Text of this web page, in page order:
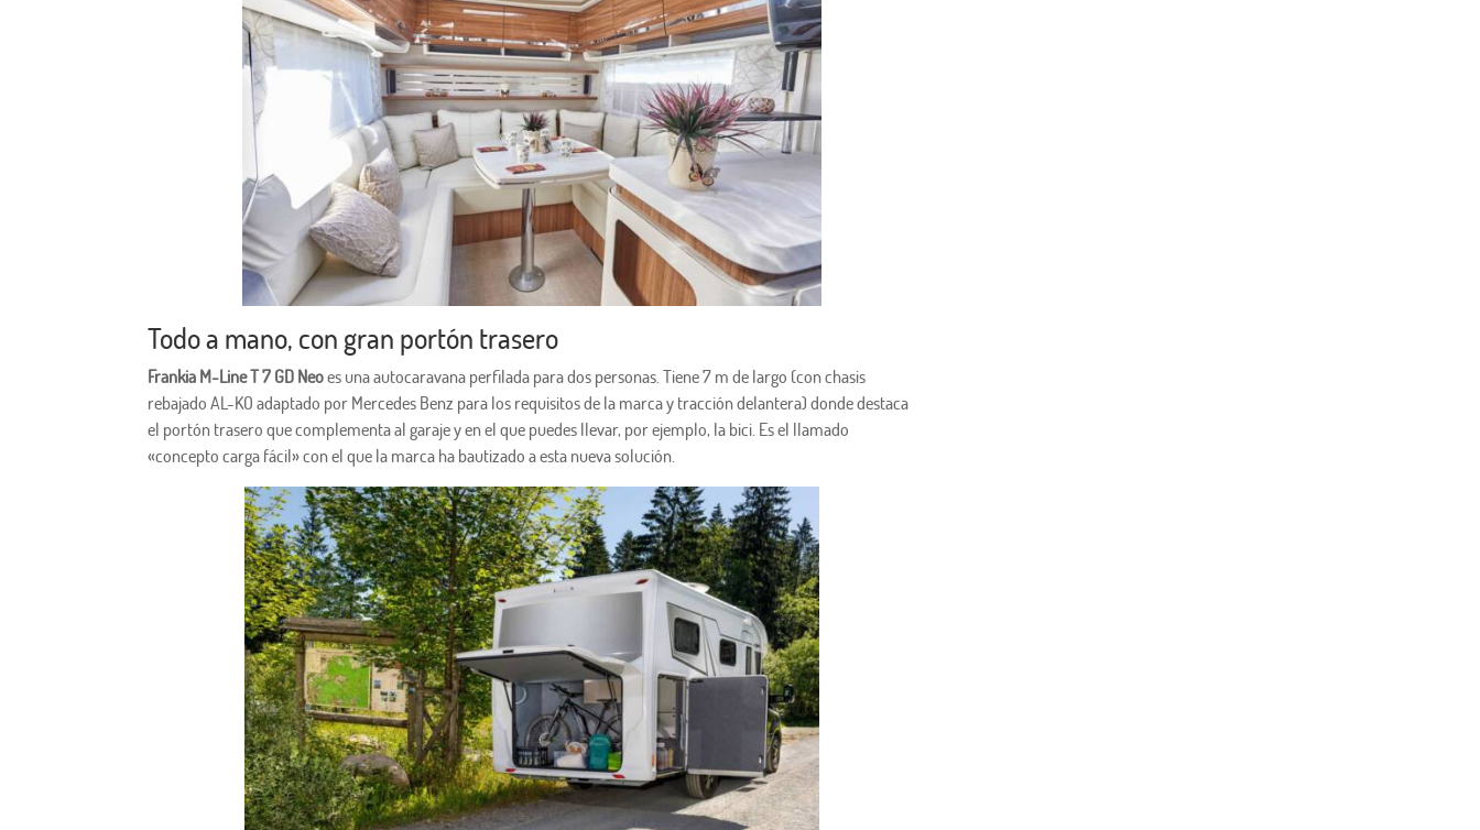
Todo a mano, con gran portón trasero
Frankia M-Line T 7 GD Neoes una autocaravana perfilada para dos personas. Tiene 7 m de largo (con chasis
rebajado AL-KO adaptado por Mercedes Benz para los requisitos de la marca y tracción delantera) donde destaca
el portón trasero que complementa al garaje y en el que puedes llevar, por ejemplo, la bici. Es el llamado
«concepto carga fácil» con el que la marca ha bautizado a esta nueva solución.